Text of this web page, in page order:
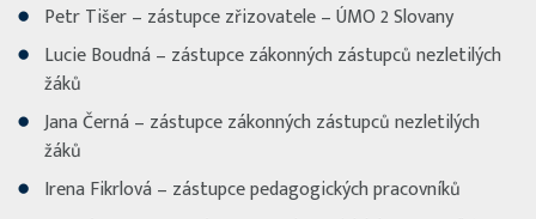
Petr Tišer – zástupce zřizovatele – ÚMO 2 Slovany
Lucie Boudná – zástupce zákonných zástupců nezletilých
žáků
Jana Černá – zástupce zákonných zástupců nezletilých
žáků
Irena Fikrlová – zástupce pedagogických pracovníků